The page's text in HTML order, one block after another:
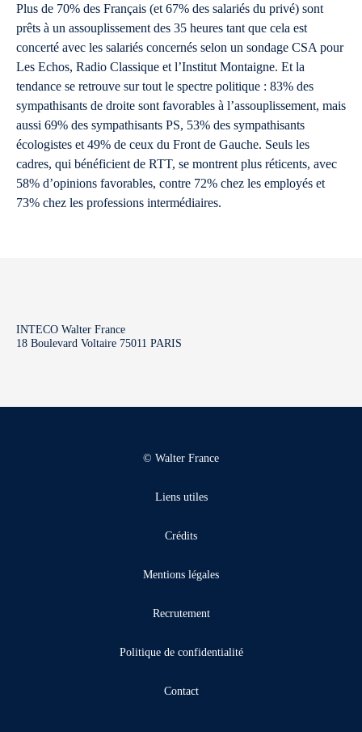
Plus de 70% des Français (et 67% des salariés du privé) sont
prêts à un assouplissement des 35 heures tant que cela est
concerté avec les salariés concernés selon un sondage CSA pour
Les Echos, Radio Classique et l’Institut Montaigne. Et la
tendance se retrouve sur tout le spectre politique : 83% des
sympathisants de droite sont favorables à l’assouplissement, mais
aussi 69% des sympathisants PS, 53% des sympathisants
écologistes et 49% de ceux du Front de Gauche. Seuls les
cadres, qui bénéficient de RTT, se montrent plus réticents, avec
58% d’opinions favorables, contre 72% chez les employés et
73% chez les professions intermédiaires.
INTECO Walter France
18 Boulevard Voltaire 75011 PARIS
© Walter France
Liens utiles
Crédits
Mentions légales
Recrutement
Politique de confidentialité
Contact